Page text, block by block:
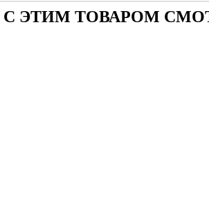
С ЭТИМ ТОВАРОМ